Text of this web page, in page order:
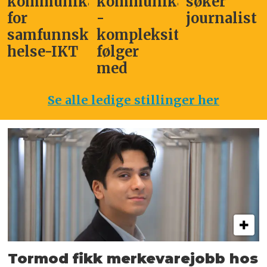
kompleksitet
følger
journalist
søker
Se alle ledige stillinger her
Tormod fikk merkevarejobb hos